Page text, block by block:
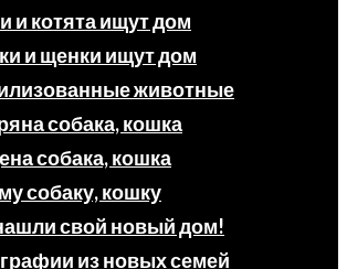
и котята ищут дом
и щенки ищут дом
животные
собака, кошка
собака, кошка
собаку, кошку
свой новый дом!
из новых семей